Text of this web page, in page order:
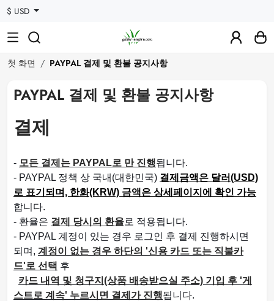
$ USD
첫 화면 PAYPAL 결제 및 환불 공지사항
PAYPAL 결제 및 환불 공지사항
결제
- 모든 결제는 PAYPAL로 만 진행됩니다.
- PAYPAL 정책 상 국내(대한민국) 결제금액은 달러(USD)
로 표기되며, 한화(KRW) 금액은 상세페이지에 확인 가능
합니다.
- 환율은 결제 당시의 환율로 적용됩니다.
- PAYPAL 계정이 있는 경우 로그인 후 결제 진행하시면
되며, 계정이 없는 경우 하단의 '신용 카드 또는 직불카
드'로 선택 후
카드 내역 및 청구지(상품 배송받으실 주소) 기입 후 '게
스트로 계속' 누르시면 결제가 진행됩니다.